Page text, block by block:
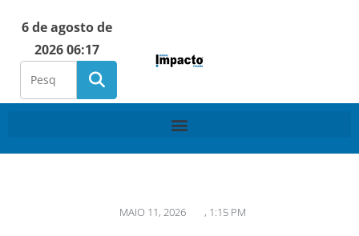
6 de agosto de
2026 06:17
MAIO 11, 2026 , 1:15 PM